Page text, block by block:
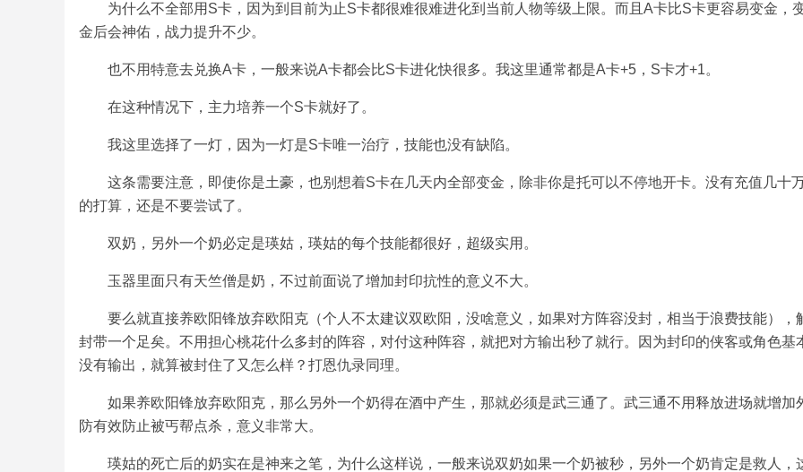
为什么不全部用S卡，因为到目前为止S卡都很难很难进化到当前人物等级上限。而且A卡比S卡更容易变金，
金后会神佑，战力提升不少。
也不用特意去兑换A卡，一般来说A卡都会比S卡进化快很多。我这里通常都是A卡+5，S卡才+1。
在这种情况下，主力培养一个S卡就好了。
我这里选择了一灯，因为一灯是S卡唯一治疗，技能也没有缺陷。
这条需要注意，即使你是土豪，也别想着S卡在几天内全部变金，除非你是托可以不停地开卡。没有充值几十
的打算，还是不要尝试了。
双奶，另外一个奶必定是瑛姑，瑛姑的每个技能都很好，超级实用。
玉器里面只有天竺僧是奶，不过前面说了增加封印抗性的意义不大。
要么就直接养欧阳锋放弃欧阳克（个人不太建议双欧阳，没啥意义，如果对方阵容没封，相当于浪费技能），
封带一个足矣。不用担心桃花什么多封的阵容，对付这种阵容，就把对方输出秒了就行。因为封印的侠客或角色基
没有输出，就算被封住了又怎么样？打恩仇录同理。
如果养欧阳锋放弃欧阳克，那么另外一个奶得在酒中产生，那就必须是武三通了。武三通不用释放进场就增加
防有效防止被丐帮点杀，意义非常大。
瑛姑的死亡后的奶实在是神来之笔，为什么这样说，一般来说双奶如果一个奶被秒，另外一个奶肯定是救人，